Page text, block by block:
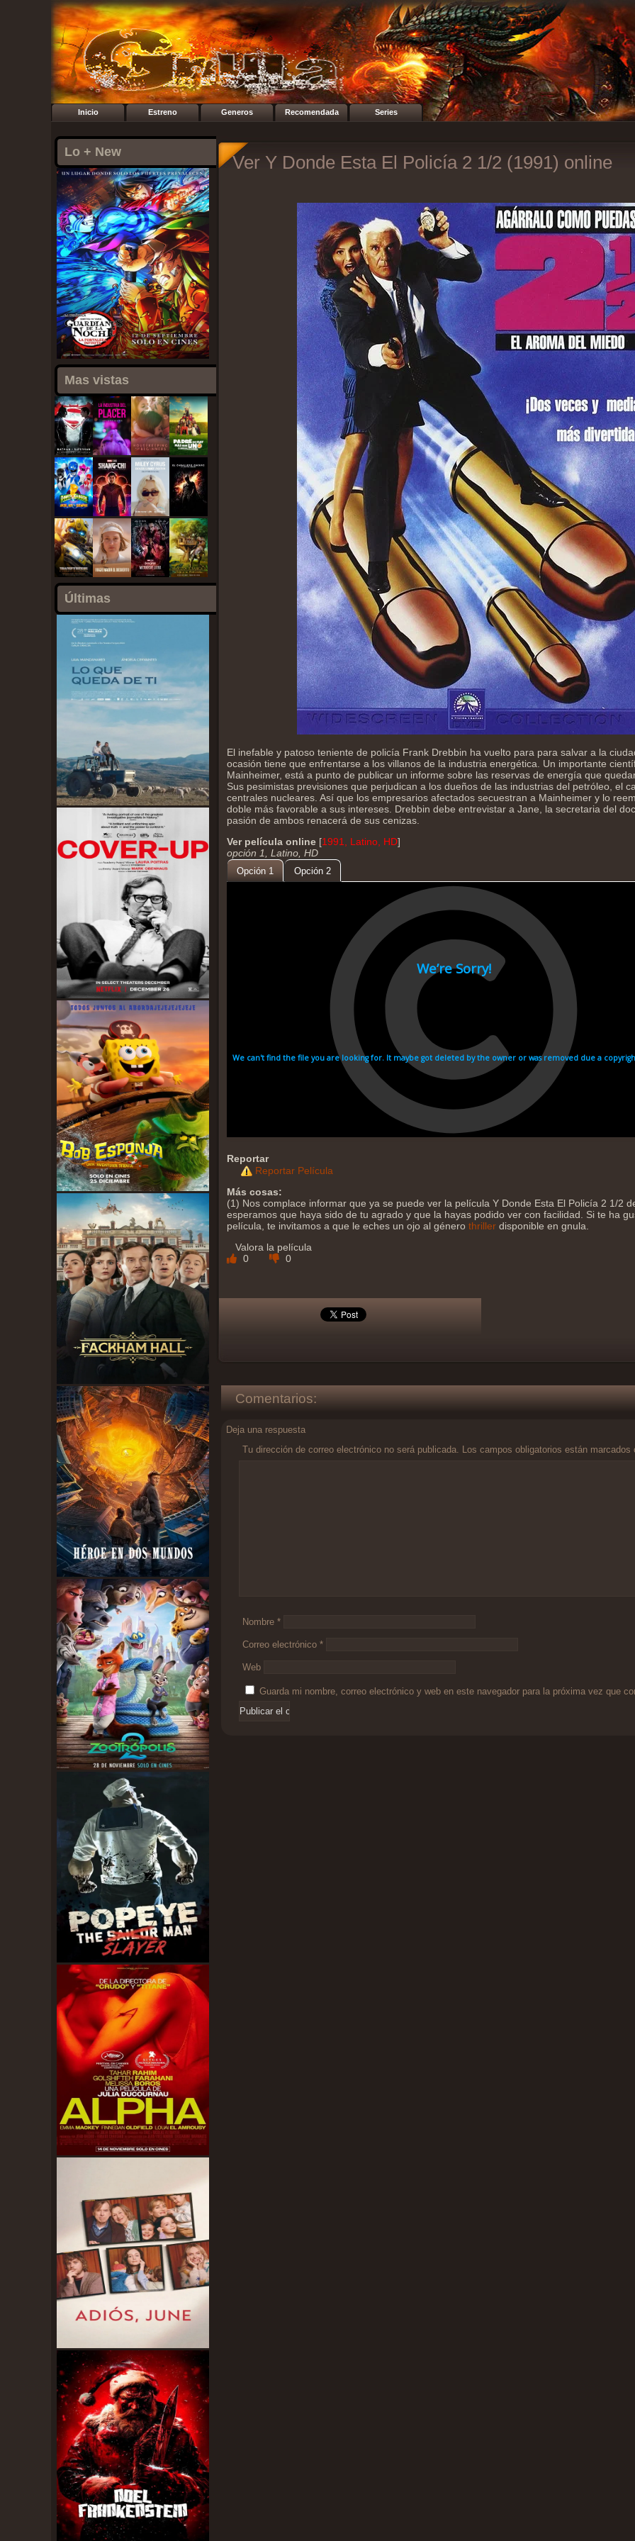
Inicio Estreno Generos Recomendada Series
Lo + New
Mas vistas
Últimas
Ver Y Donde Esta El Policía 2 1/2 (1991) online
El inefable y patoso teniente de policía Frank Drebbin ha vuelto para para salvar a la
ocasión tiene que enfrentarse a los villanos de la industria energética. Un importante
Mainheimer, está a punto de publicar un informe sobre las reservas de energía que
Sus pesimistas previsiones que perjudican a los dueños de las industrias del petróleo, el
centrales nucleares. Así que los empresarios afectados secuestran a Mainheimer y lo
doble más favorable a sus intereses. Drebbin debe entrevistar a Jane, la secretaria del
pasión de ambos renacerá de sus cenizas.
Ver película online [1991, Latino, HD]
opción 1, Latino, HD
Opción 1 Opción 2
Reportar
Reportar Película
Más cosas:
(1) Nos complace informar que ya se puede ver la película Y Donde Esta El Policía 2 1/2
esperamos que haya sido de tu agrado y que la hayas podido ver con facilidad. Si te ha
película, te invitamos a que le eches un ojo al género thriller disponible en gnula.
Valora la película
0
0
Comentarios:
Deja una respuesta
Tu dirección de correo electrónico no será publicada. Los campos obligatorios están marcados
Nombre *
Correo electrónico *
Web
Guarda mi nombre, correo electrónico y web en este navegador para la próxima vez que